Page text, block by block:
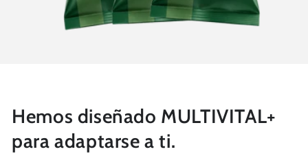
Hemos diseñado MULTIVITAL+
para adaptarse a ti.